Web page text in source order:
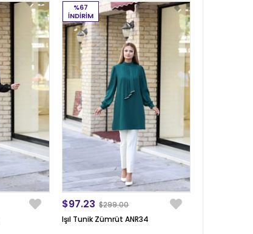
Işıl Tunik Zümrüt ANR34
$97.23 $299.00
%67
İNDIRIM